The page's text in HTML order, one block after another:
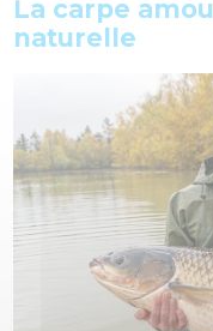
La carpe
naturelle